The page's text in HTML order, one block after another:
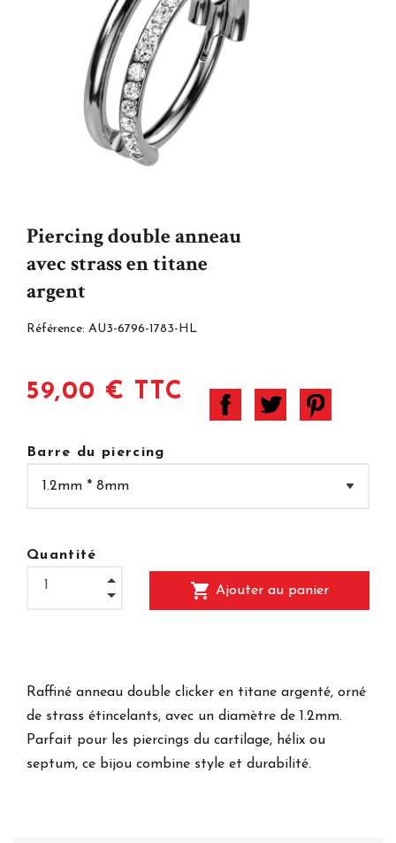
Piercing double anneau
avec strass en titane
argent
Référence: AU3-6796-1783-HL
59,00 € TTC
Barre du piercing
Quantité
shopping_cart Ajouter au panier
Raffiné anneau double clicker en titane argenté, orné
de strass étincelants, avec un diamètre de 1.2mm.
Parfait pour les piercings du cartilage, hélix ou
septum, ce bijou combine style et durabilité.